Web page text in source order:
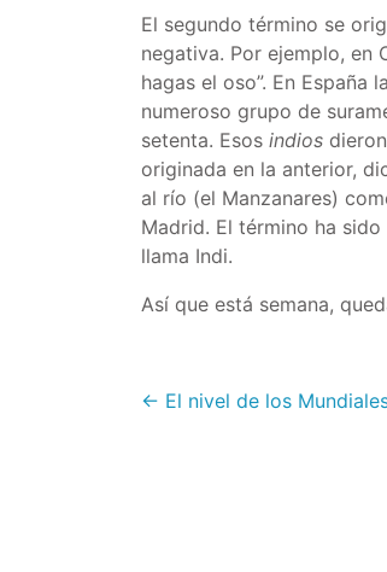
El segundo término se
negativa. Por ejemplo, en
hagas el oso”. En España
numeroso grupo de
setenta. Esos indios
originada en la anterior,
al río (el Manzanares)
Madrid. El término ha
llama Indi.
Así que está semana,
← El nivel de los